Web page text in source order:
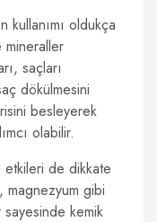
kullanımı oldukça
saçları
dökülmesini
besleyerek
olabilir.
etkileri de dikkate
magnezyum gibi
kemik